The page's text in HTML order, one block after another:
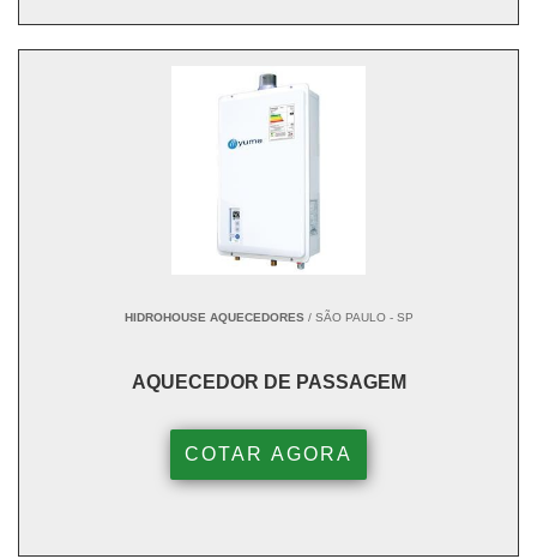
HIDROHOUSE AQUECEDORES/ SÃO PAULO - SP
AQUECEDOR DE PASSAGEM
COTAR AGORA